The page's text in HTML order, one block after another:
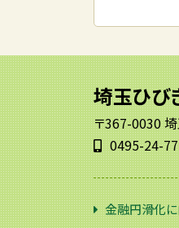
埼玉ひび
〒367-0030
0495-24-
金融円滑化